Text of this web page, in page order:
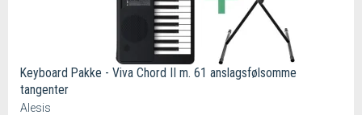
Keyboard Pakke - Viva Chord II m. 61 anslagsfølsomme
tangenter
Alesis